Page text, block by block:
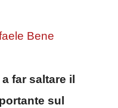
Bene
far saltare il
sul